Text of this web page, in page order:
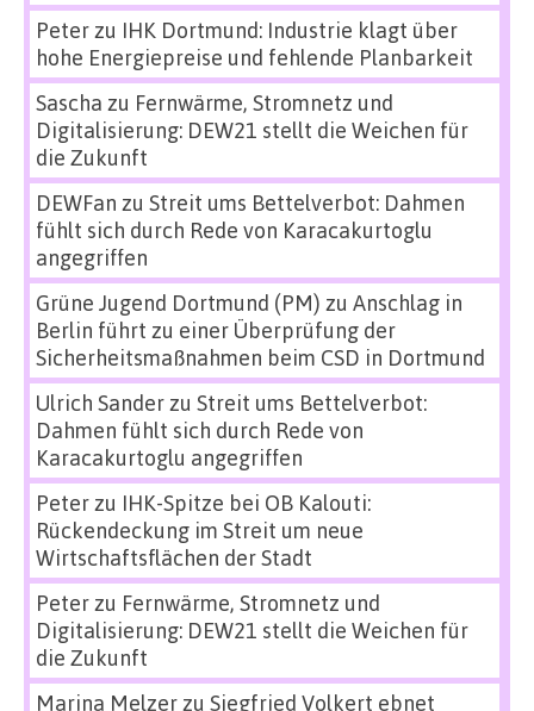
Peterzu IHK Dortmund: Industrie klagt über
hohe Energiepreise und fehlende Planbarkeit
Sascha zu Fernwärme, Stromnetz und
Digitalisierung: DEW21 stellt die Weichen für
die Zukunft
DEWFan zu Streit ums Bettelverbot: Dahmen
fühlt sich durch Rede von Karacakurtoglu
angegriffen
Grüne Jugend Dortmund (PM) zu Anschlag in
Berlin führt zu einer Überprüfung der
Sicherheitsmaßnahmen beim CSD in Dortmund
Ulrich Sanderzu Streit ums Bettelverbot:
Dahmen fühlt sich durch Rede von
Karacakurtoglu angegriffen
Peterzu IHK-Spitze bei OB Kalouti:
Rückendeckung im Streit um neue
Wirtschaftsflächen der Stadt
Peterzu Fernwärme, Stromnetz und
Digitalisierung: DEW21 stellt die Weichen für
die Zukunft
Marina Melzerzu Siegfried Volkert ebnet